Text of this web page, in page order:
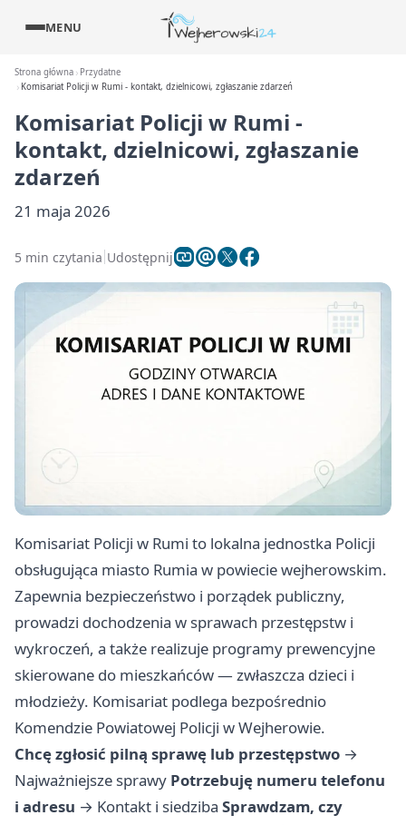
MENU
Strona główna
Przydatne
Komisariat Policji w Rumi - kontakt, dzielnicowi, zgłaszanie zdarzeń
Komisariat Policji w Rumi -
kontakt, dzielnicowi, zgłaszanie
zdarzeń
21 maja 2026
5 min czytania Udostępnij
Komisariat Policji w Rumi to lokalna jednostka Policji
obsługująca miasto Rumia w powiecie wejherowskim.
Zapewnia bezpieczeństwo i porządek publiczny,
prowadzi dochodzenia w sprawach przestępstw i
wykroczeń, a także realizuje programy prewencyjne
skierowane do mieszkańców — zwłaszcza dzieci i
młodzieży. Komisariat podlega bezpośrednio
Komendzie Powiatowej Policji w Wejherowie.
Chcę zgłosić pilną sprawę lub przestępstwo →
Najważniejsze sprawy Potrzebuję numeru telefonu
i adresu → Kontakt i siedziba Sprawdzam, czy